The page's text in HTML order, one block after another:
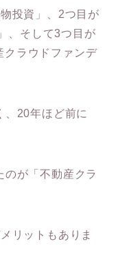
投資」、2つ目が
、そして3つ目が
ラウドファンデ
、20年ほど前に
のが「不動産クラ
リットもありま